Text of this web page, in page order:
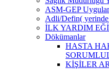
ASM-GEP
Adli/Defin(
İLK YARDIM
Dökümanlar
HASTA
KİŞİLER